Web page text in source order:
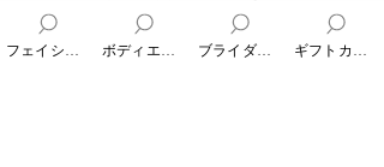
ブライダルエステ